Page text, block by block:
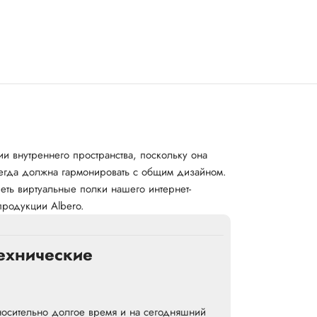
пространства, поскольку она
должна гармонировать с общим дизайном.
виртуальные полки нашего интернет-
Albero.
долгое время и на сегодняшний